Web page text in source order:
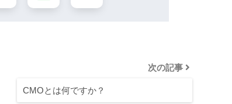
次の記事
CMOとは何ですか？